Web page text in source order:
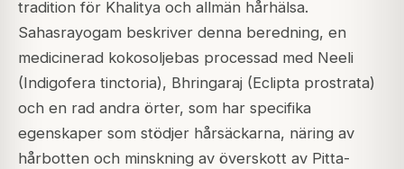
tradition för Khalitya och allmän hårhälsa.
Sahasrayogam beskriver denna beredning, en
medicinerad kokosoljebas processad med Neeli
(Indigofera tinctoria), Bhringaraj (Eclipta prostrata)
och en rad andra örter, som har specifika
egenskaper som stödjer hårsäckarna, näring av
hårbotten och minskning av överskott av Pitta-